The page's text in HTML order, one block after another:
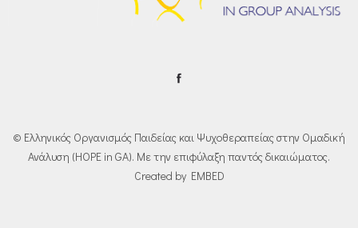
© Ελληνικός Οργανισμός Παιδείας και Ψυχοθεραπείας στην Ομαδική
Ανάλυση (HOPE in GA). Με την επιφύλαξη παντός δικαιώματος.
Created by EMBED